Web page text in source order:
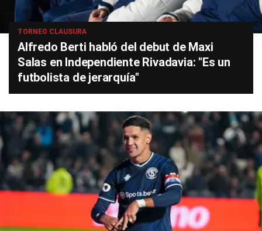
TORNEO CLAUSURA
Alfredo Berti habló del debut de Maxi
Salas en Independiente Rivadavia: "Es un
futbolista de jerarquía"